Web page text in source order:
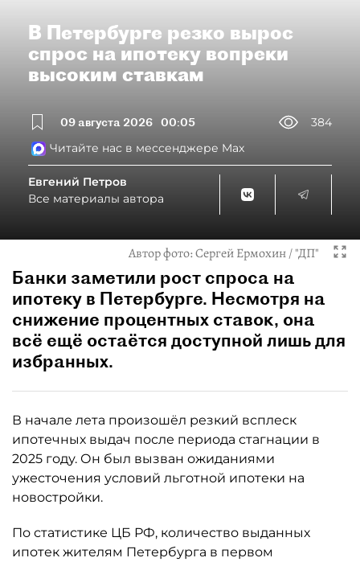
В Петербурге резко вырос
спрос на ипотеку вопреки
высоким ставкам
09 августа 2026 00:05
384
Читайте нас в мессенджере Max
Евгений Петров
Все материалы автора
Автор фото:Сергей Ермохин / "ДП"
Банки заметили рост спроса на
ипотеку в Петербурге. Несмотря на
снижение процентных ставок, она
всё ещё остаётся доступной лишь для
избранных.
В начале лета произошёл резкий всплеск
ипотечных выдач после периода стагнации в
2025 году. Он был вызван ожиданиями
ужесточения условий льготной ипотеки на
новостройки.
По статистике ЦБ РФ, количество выданных
ипотек жителям Петербурга в первом